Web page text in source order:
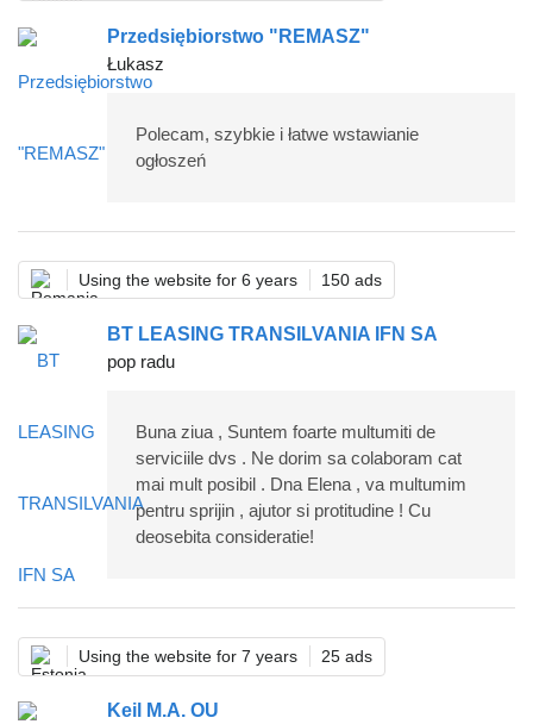
Przedsiębiorstwo "REMASZ"
Łukasz
Polecam, szybkie i łatwe wstawianie
ogłoszeń
Using the website for 6 years 150 ads
BT LEASING TRANSILVANIA IFN SA
pop radu
Buna ziua , Suntem foarte multumiti de
serviciile dvs . Ne dorim sa colaboram cat
mai mult posibil . Dna Elena , va multumim
pentru sprijin , ajutor si protitudine ! Cu
deosebita consideratie!
Using the website for 7 years 25 ads
Keil M.A. OU